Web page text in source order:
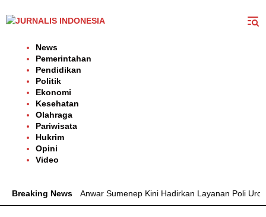
ke
News
Pemerintahan
Pendidikan
Politik
Ekonomi
Kesehatan
Olahraga
Pariwisata
Hukrim
Opini
Video
Breaking News
dr. H. Moh. Anwar Sumenep Kini Hadirkan Layanan Poli Urologi